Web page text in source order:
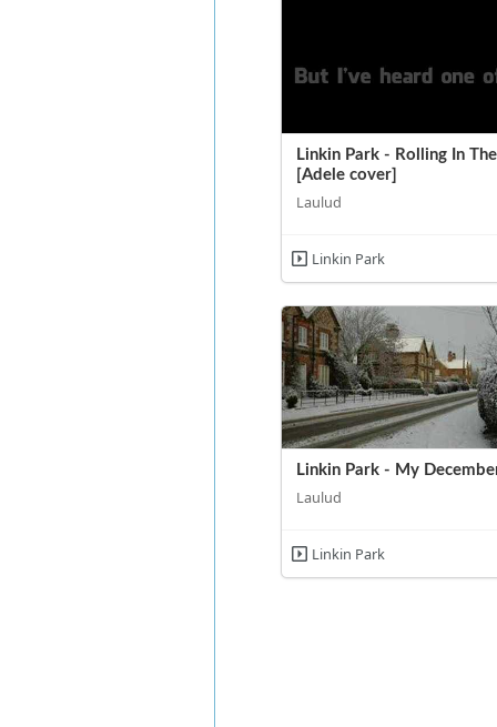
Linkin Park - Rolling In
[Adele cover]
Laulud
Linkin Park
Linkin Park - My
Laulud
Linkin Park